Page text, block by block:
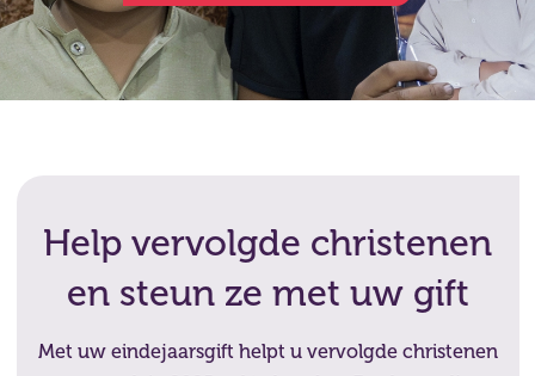
Help vervolgde christenen
en steun ze met uw gift
Met uw eindejaarsgift helpt u vervolgde christenen